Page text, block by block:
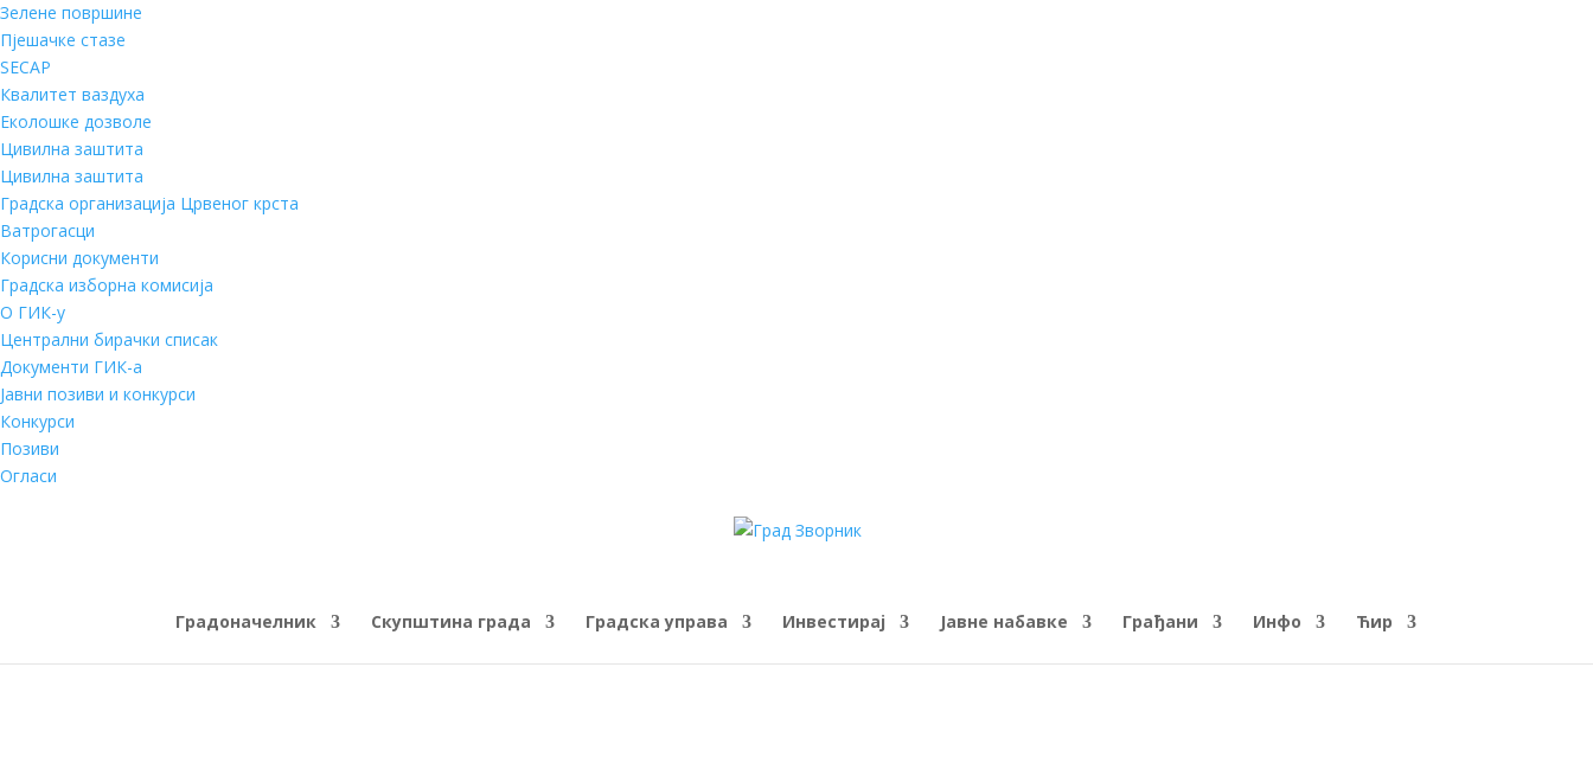
Зелене површине
Пјешачке стазе
SECAP
Квалитет ваздуха
Еколошке дозволе
Цивилна заштита
Цивилна заштита
Градска организација Црвеног крста
Ватрогасци
Корисни документи
Градска изборна комисија
О ГИК-у
Централни бирачки списак
Документи ГИК-а
Јавни позиви и конкурси
Конкурси
Позиви
Огласи
Градоначелник Скупштина града Градска управа Инвестирај Јавне набавке Грађани Инфо Ћир